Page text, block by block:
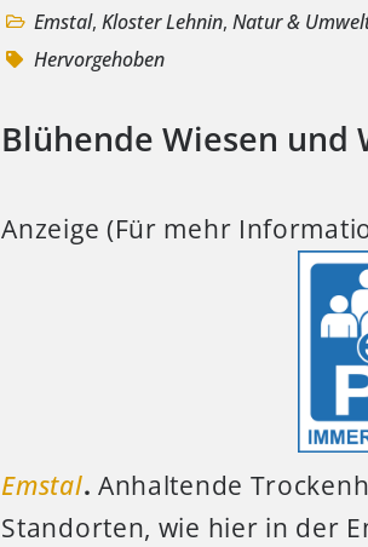
Emstal,Kloster Lehnin,Natur &
Hervorgehoben
Blühende Wiesen und
Anzeige (Für mehr
Emstal. Anhaltende
Standorten, wie hier in der